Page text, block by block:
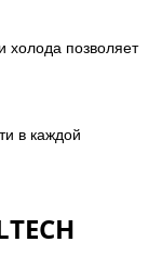
холода позволяет
в каждой